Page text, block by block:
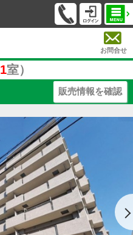
お問合せ
1室）
販売情報を確認